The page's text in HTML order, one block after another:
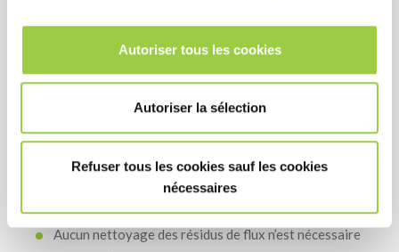
Autoriser tous les cookies
Autoriser la sélection
Refuser tous les cookies sauf les cookies
nécessaires
Valeurs élevées du SIR et réussite du test de
corrosion BONO
Excellent résultat au test de précision
Permet d’éviter les défaillances prématurées de
Aucun nettoyage des résidus de flux n’est nécessaire